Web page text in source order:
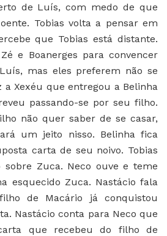
de Luís, com medo de que
Tobias volta a pensar em
que Tobias está distante.
e Boanerges para convencer
mas eles preferem não se
a Xexéu que entregou a Belinha
passando-se por seu filho.
não quer saber de se casar,
um jeito nisso. Belinha fica
carta de seu noivo. Tobias
sobre Zuca. Neco ouve e teme
esquecido Zuca. Nastácio fala
de Macário já conquistou
Nastácio conta para Neco que
que recebeu do filho de